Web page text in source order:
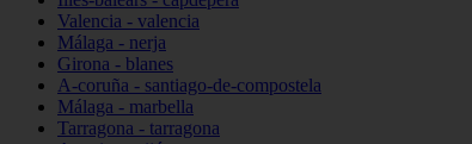
Valencia - valencia
Málaga - nerja
Girona - blanes
A-coruña - santiago-de-compostela
Málaga - marbella
Tarragona - tarragona